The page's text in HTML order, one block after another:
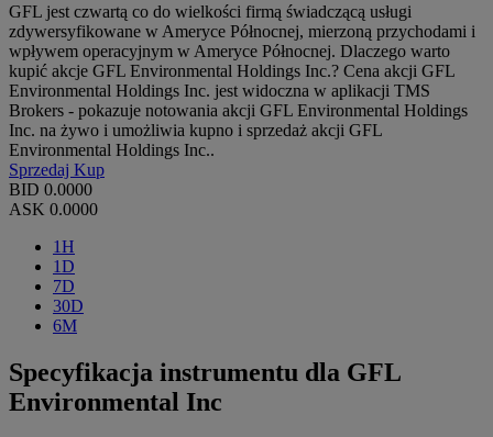
GFL jest czwartą co do wielkości firmą świadczącą usługi
zdywersyfikowane w Ameryce Północnej, mierzoną przychodami i
wpływem operacyjnym w Ameryce Północnej. Dlaczego warto
kupić akcje GFL Environmental Holdings Inc.? Cena akcji GFL
Environmental Holdings Inc. jest widoczna w aplikacji TMS
Brokers - pokazuje notowania akcji GFL Environmental Holdings
Inc. na żywo i umożliwia kupno i sprzedaż akcji GFL
Environmental Holdings Inc..
Sprzedaj Kup
BID 0.0000
ASK 0.0000
1H
1D
7D
30D
6M
Specyfikacja instrumentu dla GFL
Environmental Inc